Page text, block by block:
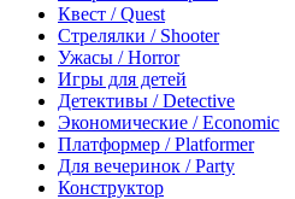
Квест / Quest
Стрелялки / Shooter
Ужасы / Horror
Игры для детей
Детективы / Detective
Экономические / Economic
Платформер / Platformer
Для вечеринок / Party
Конструктор